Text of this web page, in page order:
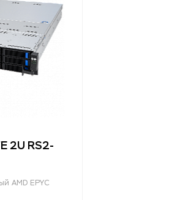
2U RS2-
AMD EPYC